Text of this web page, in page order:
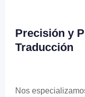
Precisión y
Traducción
Nos